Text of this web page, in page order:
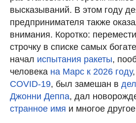
высказываний. В этом году
предпринимателя также
внимания. Коротко:
строчку в списке самых
начал испытания ракеты,
человека на Марс к 2026 году
COVID-19, был замешан в
Джонни Деппа, дал
странное имя и многое